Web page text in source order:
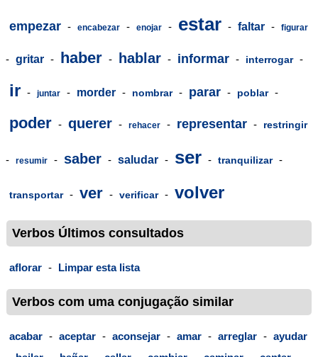
empezar - encabezar - enojar - estar - faltar - figurar
- gritar - haber - hablar - informar - interrogar -
ir - juntar - morder - nombrar - parar - poblar -
poder - querer - rehacer - representar - restringir
- resumir - saber - saludar - ser - tranquilizar -
transportar - ver - verificar - volver
Verbos Últimos consultados
aflorar - Limpar esta lista
Verbos com uma conjugação similar
acabar - aceptar - aconsejar - amar - arreglar - ayudar